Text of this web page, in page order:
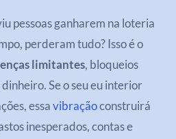
pessoas ganharem na loteria
perderam tudo? Isso é o
limitantes, bloqueios
Se o seu eu interior
essavibraçãoconstruirá
inesperados, contas e